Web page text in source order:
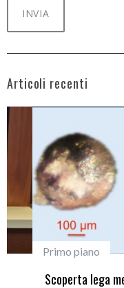
Articoli recenti
Primo piano
Scoperta lega